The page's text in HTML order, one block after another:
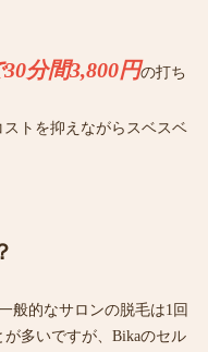
分間3,800円の打ち
トを抑えながらスベスベ
般的なサロンの脱毛は1回
が多いですが、Bikaのセル